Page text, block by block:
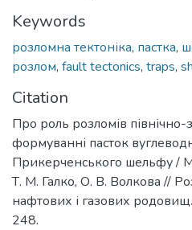
Keywords
розломна тектоніка, пастка,
розлом, fault tectonics, traps,
Citation
Про роль розломів північно-
формуванні пасток
Прикерченського шельфу /
Т. М. Галко, О. В. Волкова //
нафтових і газових
248.